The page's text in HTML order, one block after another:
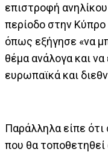
επιστροφή
περίοδο στην
όπως εξήγησε «να
θέμα ανάλογα και
ευρωπαϊκά και
Παράλληλα είπε
που θα